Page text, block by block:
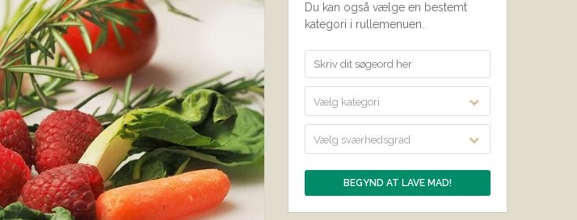
Du kan også vælge en bestemt
kategori i rullemenuen.
Vælg kategori
Vælg sværhedsgrad